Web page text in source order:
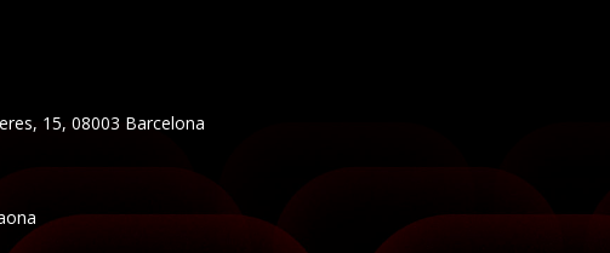
15, 08003 Barcelona